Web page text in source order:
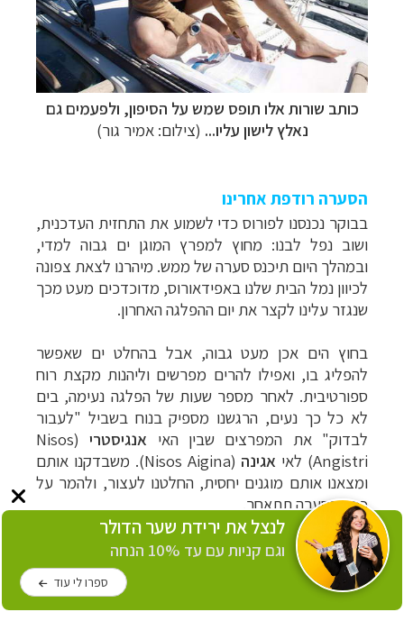
כותב שורות אלו תופס שמש על הסיפון, ולפעמים גם
נאלץ לישון עליו... (צילום: אמיר גור)
הסערה רודפת אחרינו
בבוקר נכנסנו לפורוס כדי לשמוע את התחזית העדכנית,
ושוב נפל לבנו: מחוץ למפרץ המוגן ים גבוה למדי,
ובמהלך היום תיכנס סערה של ממש. מיהרנו לצאת צפונה
לכיוון נמל הבית שלנו באפידאורוס, מדוכדכים מעט מכך
שנגזר עלינו לקצר את יום ההפלגה האחרון.
בחוץ הים אכן מעט גבוה, אבל בהחלט ים שאפשר
להפליג בו, ואפילו להרים מפרשים וליהנות מקצת רוח
ספורטיבית. לאחר מספר שעות של הפלגה נעימה, בים
לא כל כך נעים, הרגשנו מספיק בנוח בשביל "לעבור
לבדוק" את המפרצים שבין האי אנגיסטרי
(Nisos
Angistri) לאי אגינה (
Nisos Aigina). משבדקנו אותם
ומצאנו אותם מוגנים יחסית, החלטנו לעצור, ולהמר על
כך שהסערה תתאחר.
זכינו לאחת העצירות המהנות ביותר של ההפלגה, בגלל
המפרץ המקסים, והמים הצלולים, ואולי גם בגלל אווירת
הסיום, וההרגשה שהרווחנו (ביושר, כמובן) עוד רחצה
אחרונה בטרם נחזיר את היאכטה לבעליה החוקיים.
לנצל את ירידת שער הדולר
וגם קניות עם עד 10% הנחה
ספרו לי עוד